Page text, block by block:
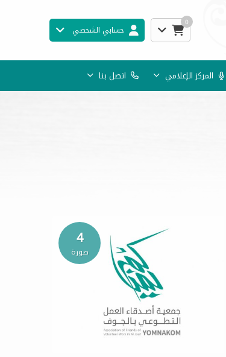
0
حسابي الشخصي
المركز الإعلامي اتصل بنا
4
صورة